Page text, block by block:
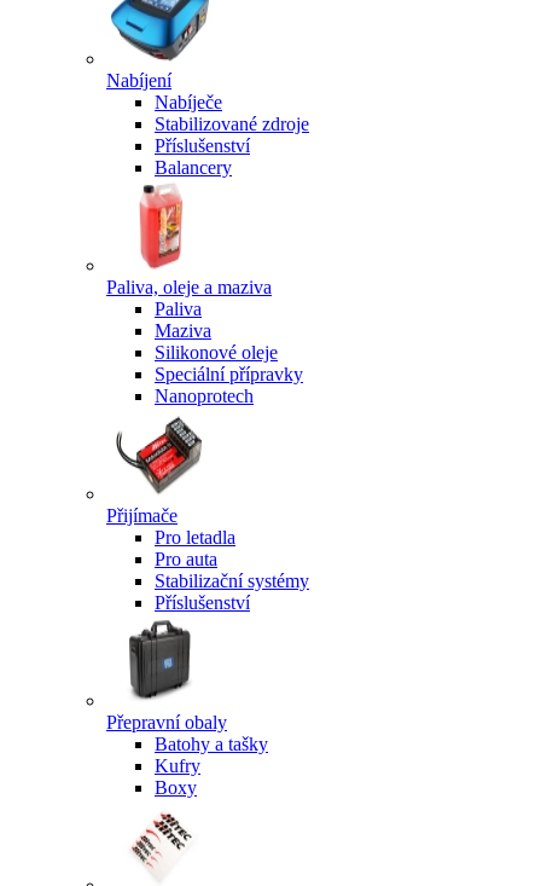
Nabíjení
Nabíječe
Stabilizované zdroje
Příslušenství
Balancery
Paliva, oleje a maziva
Paliva
Maziva
Silikonové oleje
Speciální přípravky
Nanoprotech
Přijímače
Pro letadla
Pro auta
Stabilizační systémy
Příslušenství
Přepravní obaly
Batohy a tašky
Kufry
Boxy